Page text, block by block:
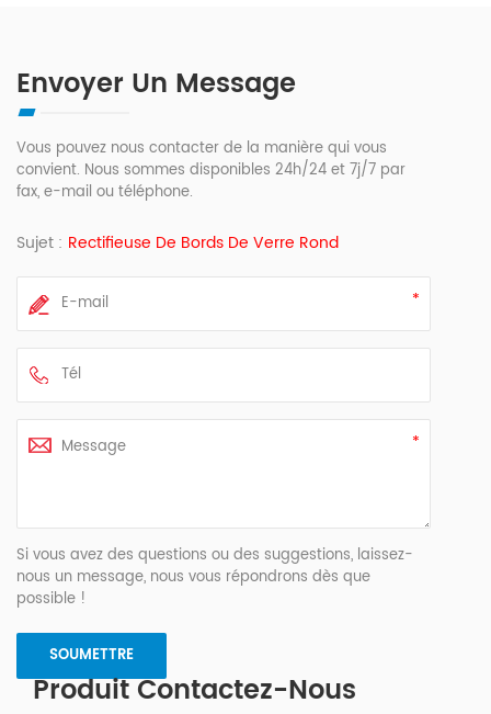
Envoyer Un Message
Vous pouvez nous contacter de la manière qui vous
convient. Nous sommes disponibles 24h/24 et 7j/7 par
fax, e-mail ou téléphone.
Sujet : Rectifieuse De Bords De Verre Rond
Si vous avez des questions ou des suggestions, laissez-
nous un message, nous vous répondrons dès que
possible !
Produit Contactez-Nous